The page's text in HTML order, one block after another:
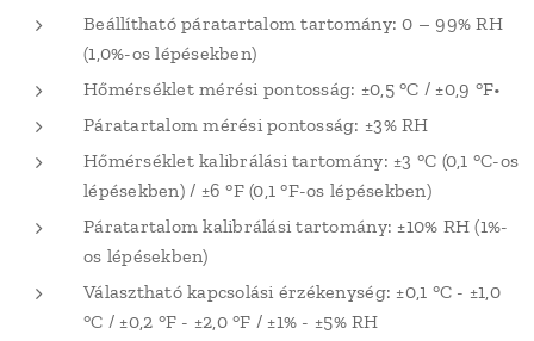
Beállítható páratartalom tartomány: 0 – 99% RH
(1,0%-os lépésekben)
Hőmérséklet mérési pontosság: ±0,5 °C / ±0,9 °F•
Páratartalom mérési pontosság: ±3% RH
Hőmérséklet kalibrálási tartomány: ±3 °C (0,1 °C-os
lépésekben) / ±6 °F (0,1 °F-os lépésekben)
Páratartalom kalibrálási tartomány: ±10% RH (1%-
os lépésekben)
Választható kapcsolási érzékenység: ±0,1 °C - ±1,0
°C / ±0,2 °F - ±2,0 °F / ±1% - ±5% RH